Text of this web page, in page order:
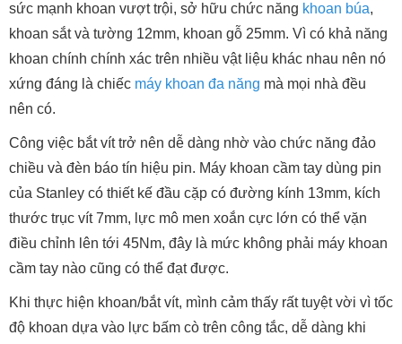
sức mạnh khoan vượt trội, sở hữu chức năng khoan búa,
khoan sắt và tường 12mm, khoan gỗ 25mm. Vì có khả năng
khoan chính chính xác trên nhiều vật liệu khác nhau nên nó
xứng đáng là chiếc máy khoan đa năng mà mọi nhà đều
nên có.
Công việc bắt vít trở nên dễ dàng nhờ vào chức năng đảo
chiều và đèn báo tín hiệu pin. Máy khoan cầm tay dùng pin
của Stanley có thiết kế đầu cặp có đường kính 13mm, kích
thước trục vít 7mm, lực mô men xoắn cực lớn có thể vặn
điều chỉnh lên tới 45Nm, đây là mức không phải máy khoan
cầm tay nào cũng có thể đạt được.
Khi thực hiện khoan/bắt vít, mình cảm thấy rất tuyệt vời vì tốc
độ khoan dựa vào lực bấm cò trên công tắc, dễ dàng khi